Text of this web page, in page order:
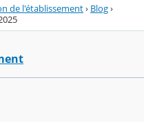
de l'établissement› Blog›